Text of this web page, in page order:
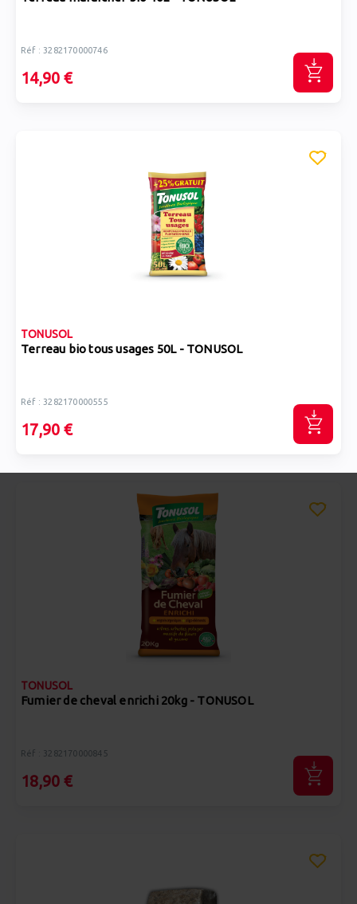
Réf : 3282170000746
14,90 €
TONUSOL
Terreau bio tous usages 50L - TONUSOL
Réf : 3282170000555
17,90 €
TONUSOL
Fumier de cheval enrichi 20kg - TONUSOL
Réf : 3282170000845
18,90 €